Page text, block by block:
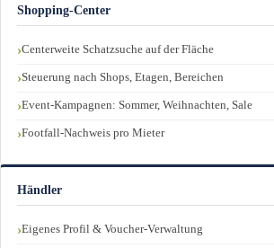
Shopping-Center
Centerweite Schatzsuche auf der Fläche
Steuerung nach Shops, Etagen, Bereichen
Event-Kampagnen: Sommer, Weihnachten, Sale
Footfall-Nachweis pro Mieter
Händler
Eigenes Profil & Voucher-Verwaltung